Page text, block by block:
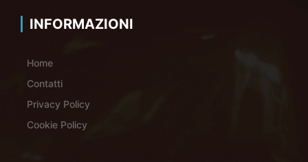
INFORMAZIONI
Home
Contatti
Privacy Policy
Cookie Policy